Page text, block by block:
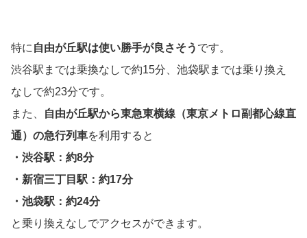
特に 自由が丘駅は使い勝手が良さそう です。
渋谷駅までは乗換なしで約15分、池袋駅までは乗り換え
なしで約23分です。
また、
自由が丘駅から東急東横線（東京メトロ副都心線直
通）の急行列車を利用すると
・渋谷駅：約8分
・新宿三丁目駅：約17分
・池袋駅：約24分
と乗り換えなしでアクセスができます。